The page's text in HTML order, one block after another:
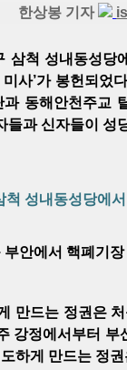
한상봉 기자
삼척 성내동성당
사’가 봉헌되었
동해안천주교
들과 신자들이 성
성내동성당에
안에서 핵폐기
만드는 정권은
강정에서부터 부
하게 만드는 정